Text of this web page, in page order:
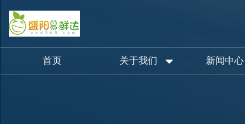
首页 关于我们 新闻中心